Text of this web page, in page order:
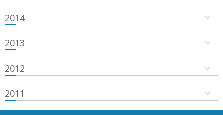
2014
2013
2012
2011